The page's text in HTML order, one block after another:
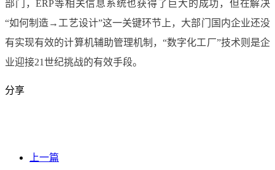
部门，ERP等相关信息系统也获得了巨大的成功，但在解决
“如何制造→工艺设计”这一关键环节上，大部门国内企业还没
有实现有效的计算机辅助管理机制，“数字化工厂”技术则是企
业迎接21世纪挑战的有效手段。
分享
上一篇